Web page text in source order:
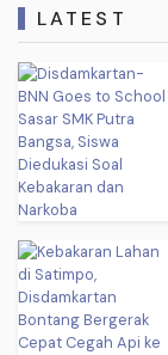
LATEST